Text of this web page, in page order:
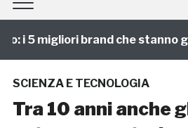
i 5 migliori brand che stanno
SCIENZA E TECNOLOGIA
Tra 10 anni anche